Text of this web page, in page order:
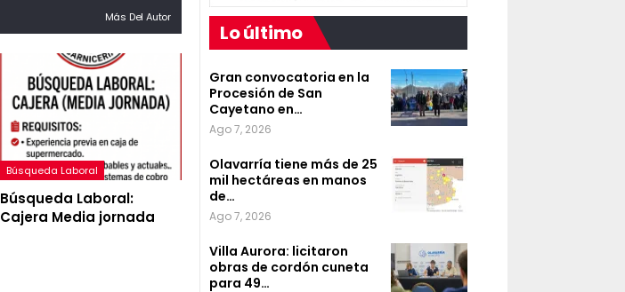
Más Del Autor
Búsqueda Laboral
Búsqueda Laboral:
Cajera Media jornada
Lo último
Gran convocatoria en la
Procesión de San
Cayetano en…
Ago 7, 2026
Olavarría tiene más de 25
mil hectáreas en manos
de…
Ago 7, 2026
Villa Aurora: licitaron
obras de cordón cuneta
para 49…